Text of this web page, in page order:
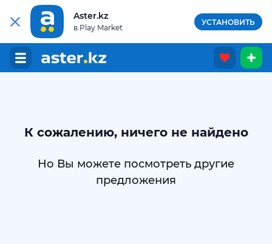
Aster.kz
в Play Market
УСТАНОВИТЬ
К сожалению, ничего не найдено
Но Вы можете посмотреть другие
предложения